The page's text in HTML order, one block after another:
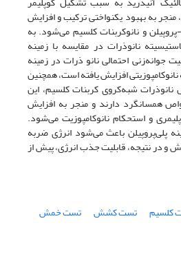
منجر به بهبود یکنواختی ترکیب و افزایش
و نانوکربنات کلسیم می‌شود. به
نانوذرات در مقایسه با زمینه
جوانه‌زنی احتمالی نانو ذرات در زمینه
افزایش یافته است، همچنین
شبه‌کروی کربنات کلسیم، این
همسانگرد دارند و منجر به افزایش
و استحکام نانوکامپوزیت می‌شود.
پلی‌پروپیلن باعث می‌شود انرژی ضربه
و در نتیجه، قابلیت جذب انرژی، پیش از
کلسیم تست کشش تست خمش